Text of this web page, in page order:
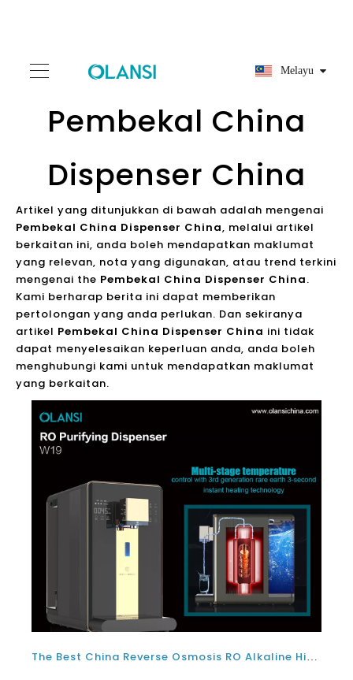
Melayu
Pembekal China
Dispenser China
Artikel yang ditunjukkan di bawah adalah mengenai
Pembekal China Dispenser China, melalui artikel
berkaitan ini, anda boleh mendapatkan maklumat
yang relevan, nota yang digunakan, atau trend terkini
mengenai the Pembekal China Dispenser China.
Kami berharap berita ini dapat memberikan
pertolongan yang anda perlukan. Dan sekiranya
artikel Pembekal China Dispenser China ini tidak
dapat menyelesaikan keperluan anda, anda boleh
menghubungi kami untuk mendapatkan maklumat
yang berkaitan.
The Best China Reverse Osmosis RO Alkaline Hidrogen Air Purifier Air Dispenser Factory Factory